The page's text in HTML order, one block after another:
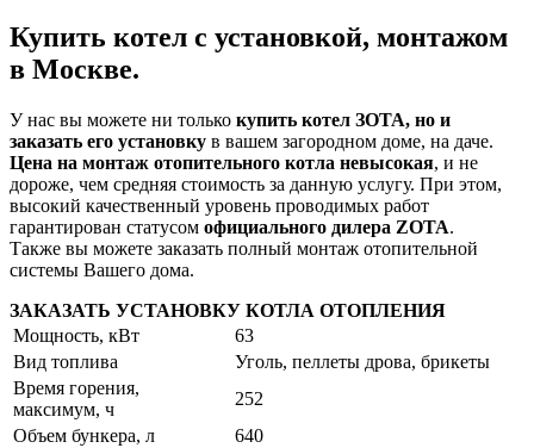
Купить котел с установкой, монтажом
в Москве.
У нас вы можете ни только купить котел ЗОТА, но и
заказать его установку в вашем загородном доме, на даче.
Цена на монтаж отопительного котла невысокая, и не
дороже, чем средняя стоимость за данную услугу. При этом,
высокий качественный уровень проводимых работ
гарантирован статусом официального дилера ZOTA.
Также вы можете заказать полный монтаж отопительной
системы Вашего дома.
ЗАКАЗАТЬ УСТАНОВКУ КОТЛА ОТОПЛЕНИЯ
Мощность, кВт
63
Вид топлива
Уголь, пеллеты дрова, брикеты
Время горения,
максимум, ч
252
Объем бункера, л
640